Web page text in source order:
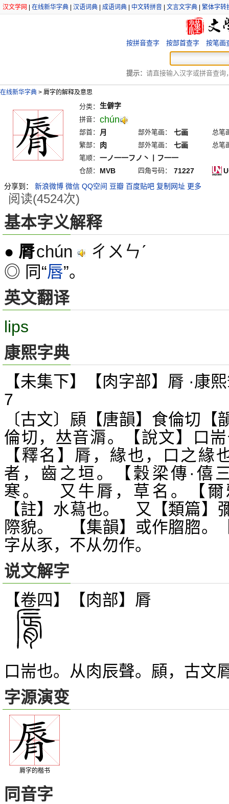
汉文学网 在线新华字典 汉语词典 成语词典 中文转拼音 文言文字典 繁体字转
按拼音查字 按部首查字 按笔画
提示： 请直接输入汉字或拼音查询
在线新华字典 > 脣字的解释及意思
分类： 生僻字
拼音： chún
部首： 月 部外笔画： 七画
总笔
繁部：
肉 部外笔画： 七画
总笔
笔顺： 一ノ一一フノ丶丨フ一一
仓颉： MVB 四角号码： 71227
分享到：
新浪微博 微信 QQ空间 豆瓣 百度贴吧 复制网址 更多
阅读(4524次)
基本字义解释
● 脣chún ㄔㄨㄣˊ
◎ 同“唇”。
英文翻译
lips
康熙字典
【未集下】【肉字部】脣 ·康
7
〔古文〕 䫃 【唐韻】食倫切
倫切， 𠀤音漘。【說文】口
【釋名】脣，緣也，口之緣
者，齒之垣。【穀梁傳·僖
寒。 又牛脣，草名。【爾
【註】水蕮也。 又【類篇】
際貌。 【集韻】或作䐇脗。
字从豕，不从勿作。
说文解字
【卷四】【肉部】 脣
口耑也。从肉辰聲。 䫃 ，古文
字源演变
脣字的楷书
同音字